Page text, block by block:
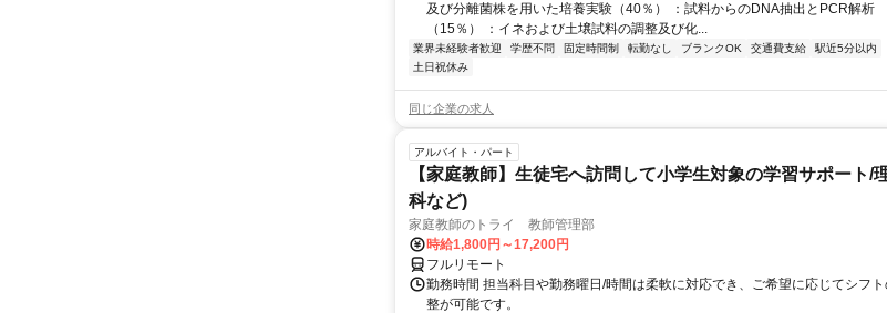
及び分離菌株を用いた培養実験（40％） ：試料からのDNA抽出とPCR解析
（15％） ：イネおよび土壌試料の調整及び化...
業界未経験者歓迎 学歴不問 固定時間制 転勤なし ブランクOK 交通費支給
駅近5分以内
土日祝休み
同じ企業の求人
アルバイト・パート
【家庭教師】生徒宅へ訪問して小学生対象の学習サポート/
科など)
家庭教師のトライ 教師管理部
時給1,800円～17,200円
フルリモート
勤務時間 担当科目や勤務曜日/時間は柔軟に対応でき、ご希望に応じてシフト
整が可能です。